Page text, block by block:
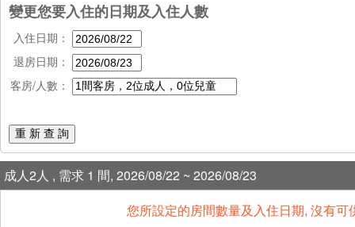
變更您要入住的日期及入住人數
入住日期：
退房日期：
客房/人數：
重 新 查 詢
成人2人 , 需求 1 間, 2026/08/22 ~ 2026/08/23
您所設定的房間數量及入住日期, 沒有